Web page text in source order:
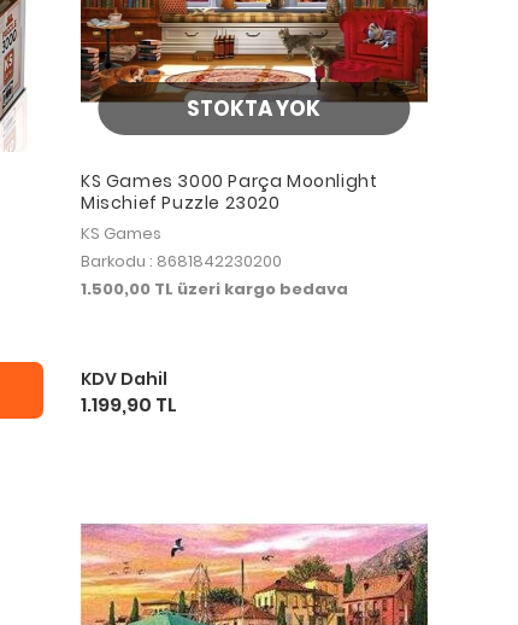
STOKTA YOK
KS Games 3000 Parça Moonlight
Mischief Puzzle 23020
KS Games
Barkodu : 8681842230200
1.500,00 TL üzeri kargo bedava
KDV Dahil
1.199,90 TL